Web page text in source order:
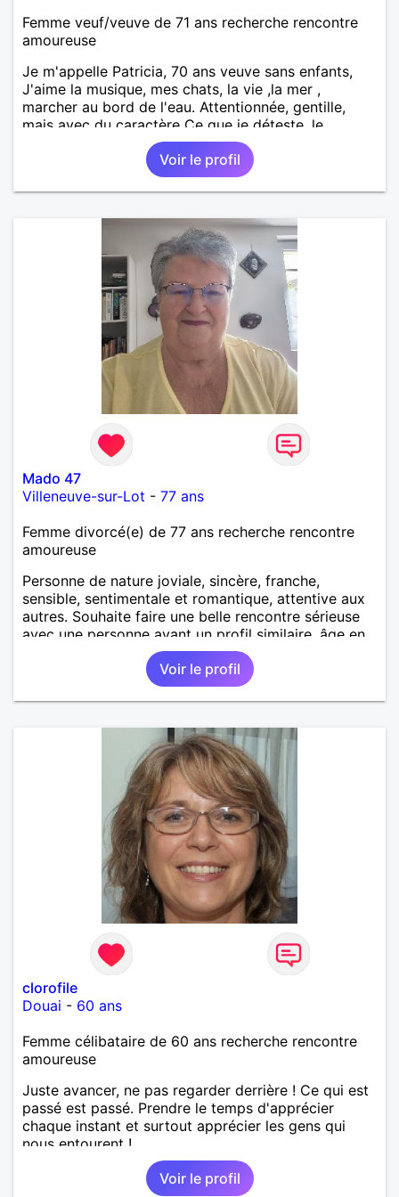
Femme veuf/veuve de 71 ans recherche rencontre
amoureuse
Je m'appelle Patricia, 70 ans veuve sans enfants,
J'aime la musique, mes chats, la vie ,la mer ,
marcher au bord de l'eau. Attentionnée, gentille,
mais avec du caractère Ce que je déteste, le
mensonge, le paraître, l'hypocrisie, les faux
Voir le profil
Mado 47
Villeneuve-sur-Lot - 77 ans
Femme divorcé(e) de 77 ans recherche rencontre
amoureuse
Personne de nature joviale, sincère, franche,
sensible, sentimentale et romantique, attentive aux
autres. Souhaite faire une belle rencontre sérieuse
avec une personne ayant un profil similaire, âge en
rapport et proche si possible Je déteste le
mensonge et l hypocrisie ainsi que les conflits. J
aime les balades, les villages aux vieilles pierres,
restaurants, musique, mer, montagne, cuisiner et
humour et le dialogue qui est la base d une bonne
Voir le profil
clorofile
Douai - 60 ans
Femme célibataire de 60 ans recherche rencontre
amoureuse
Juste avancer, ne pas regarder derrière ! Ce qui est
passé est passé. Prendre le temps d'apprécier
chaque instant et surtout apprécier les gens qui
nous entourent !
Voir le profil